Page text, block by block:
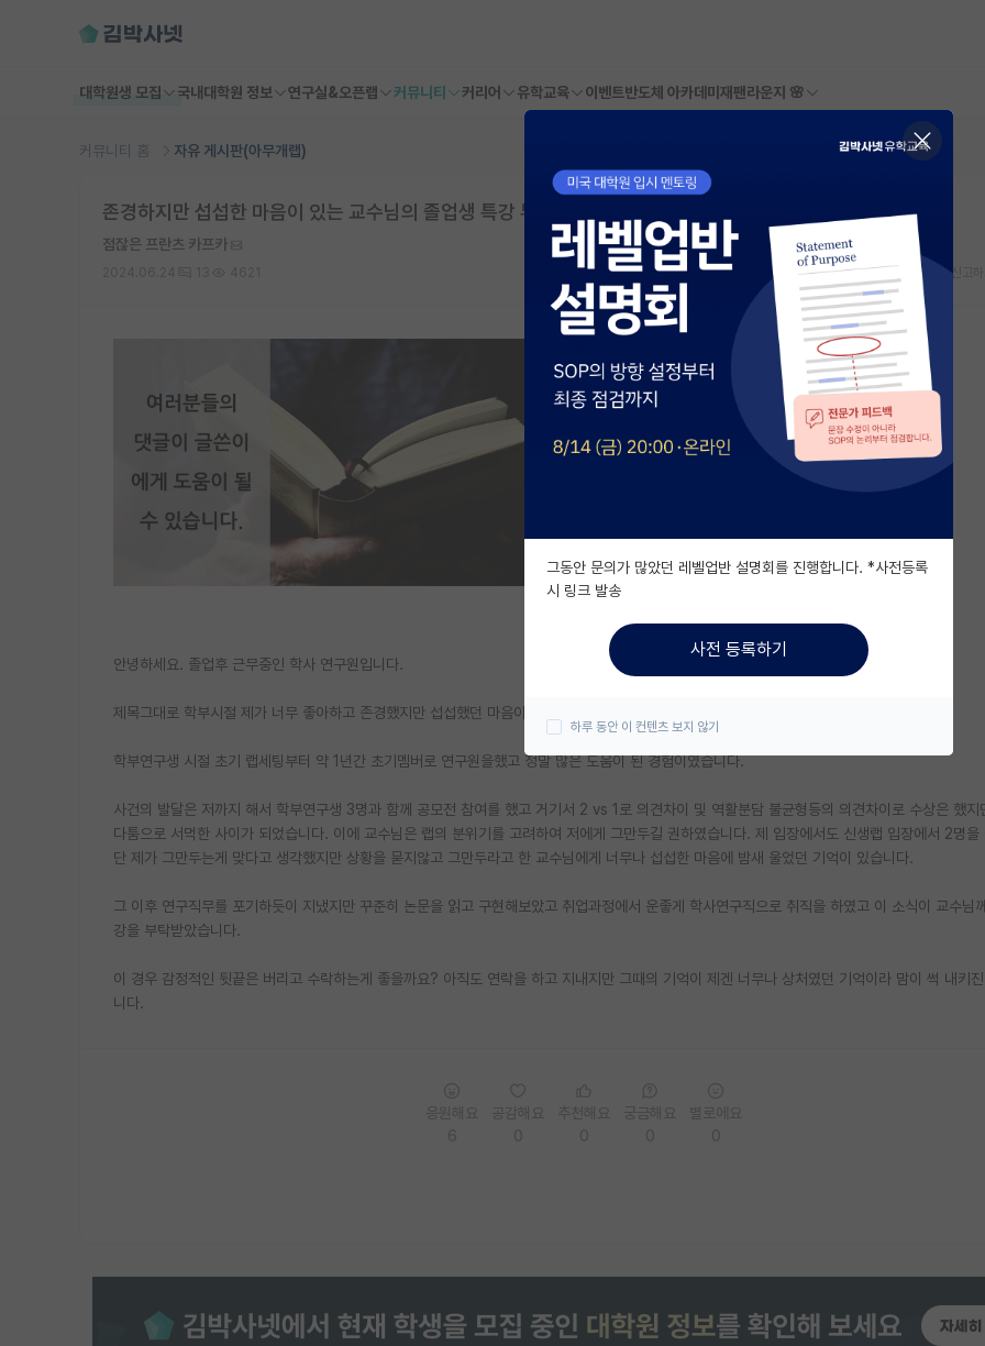
대학원생 모집 국내대학원 정보 연구실&오픈랩 커뮤니티 커리어 유학교육 이벤트반도체 아카데미 재팬라운지 🌸
커뮤니티 홈 자유 게시판(아무개랩)
존경하지만 섭섭한 마음이 있는 교수님의 졸업생 특강 부탁..
점잖은 프란츠 카프카
스크랩 신고
안녕하세요. 졸업후 근무중인 학사 연구원입니다.
제목그대로 학부시절 제가 너무 좋아하고 존경했지만 섭섭했던 마음이 있는 교수님께 특강을 부탁받았습니다.
학부연구생 시절 초기 랩세팅부터 약 1년간 초기멤버로 연구원을했고 정말 많은 도움이 된 경험이였습니다.
사건의 발달은 저까지 해서 학부연구생 3명과 함께 공모전 참여를 했고 거기서 2 vs 1로 의견차이 및 역활분담 불균형등의 의견차이로 수상은 했지
다툼으로 서먹한 사이가 되었습니다. 이에 교수님은 랩의 분위기를 고려하여 저에게 그만두길 권하였습니다. 제 입장에서도 신생랩 입장에서 2명을
단 제가 그만두는게 맞다고 생각했지만 상황을 묻지않고 그만두라고 한 교수님에게 너무나 섭섭한 마음에 밤새 울었던 기억이 있습니다.
그 이후 연구직무를 포기하듯이 지냈지만 꾸준히 논문을 읽고 구현해보았고 취업과정에서 운좋게 학사연구직으로 취직을 하였고 이 소식이 교수님
강을 부탁받았습니다.
이 경우 감정적인 뒷끝은 버리고 수락하는게 좋을까요? 아직도 연락을 하고 지내지만 그때의 기억이 제겐 너무나 상처였던 기억이라 맘이 썩 내키
니다.
그동안 문의가 많았던 레벨업반 설명회를 진행합니다. *사전등록
시 링크 발송
사전 등록하기
하루 동안 이 컨텐츠 보지 않기